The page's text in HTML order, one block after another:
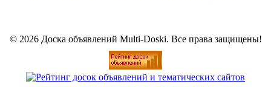
© 2026 Доска объявлений Multi-Doski. Все права защищены!